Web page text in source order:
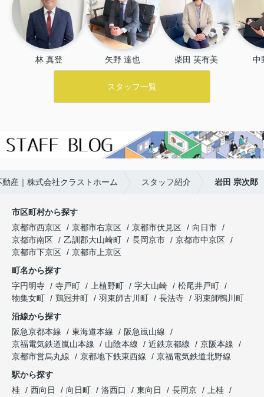
ポンスも早く、不動産の手続きや銀
行ローンについても分かりやすく進
めてくれるので、
初めての家購入
でも不安がかなり軽減されていま
親しみやすく、それでいて仕
事にはとても熱心な方なので、こ
のまま最後まで安心して任せられる
これから家探し
をされる方、特に子育て世代の方に
んに担当いだだき、希望に沿った提
案や、
子供のことも気に掛けた打
ださり、とても心地よく進めるこ
とができています。最後までよろし
ろしくお願いします。
とうございます。 【奥
うにあたって気になるこ
も親身になって聞いてい
り、動いていただけた
いい家と出会うことが出
林 真登 矢野 達也 柴田 芙有美 中
スタッフ一覧
産｜株式会社クラストホーム スタッフ紹介 岩田 宗次郎
市区町村から探す
京都市西京区
京都市右京区 京都市伏見区
向日市
京都市南区
乙訓郡大山崎町 長岡京市
京都市中京区
京都市下京区
京都市上京区
町名から探す
字円明寺
寺戸町 上植野町 字大山崎
松尾井戸町
物集女町
鶏冠井町 羽束師古川町 長法寺
羽束師鴨川町
沿線から探す
阪急京都本線
東海道本線
阪急嵐山線
京福電気鉄道嵐山本線
山陰本線 近鉄京都線
京阪本線
京都市営烏丸線
京都地下鉄東西線
京福電気鉄道北野線
駅から探す
桂
西向日 向日町 洛西口 東向日 長岡京
上桂